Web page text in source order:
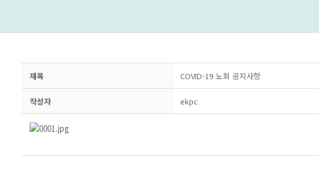
제목 COVID-19 노회 공지사항
작성자 ekpc